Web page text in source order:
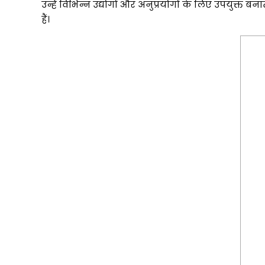
उन्हें विभिन्न उद्योगों और अनुप्रयोगों के लिए उपयुक्त
हैं।